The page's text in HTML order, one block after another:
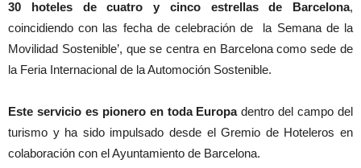
30 hoteles de cuatro y cinco estrellas de Barcelona,
coincidiendo con las fecha de celebración de la Semana de la
Movilidad Sostenible’, que se centra en Barcelona como sede de
la Feria Internacional de la Automoción Sostenible.
Este servicio es pionero en toda Europadentro del campo del
turismo y ha sido impulsado desde el Gremio de Hoteleros en
colaboración con el Ayuntamiento de Barcelona.